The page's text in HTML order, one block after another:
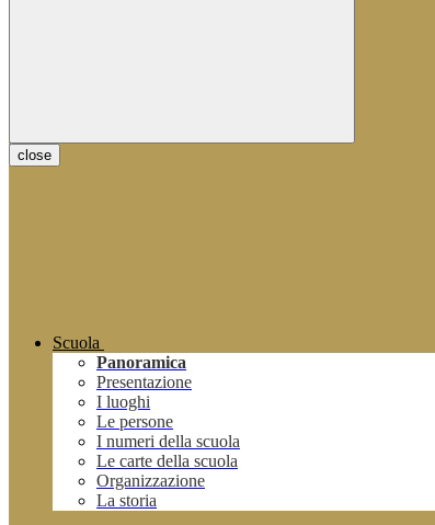
close
Scuola
Panoramica
Presentazione
I luoghi
Le persone
I numeri della scuola
Le carte della scuola
Organizzazione
La storia